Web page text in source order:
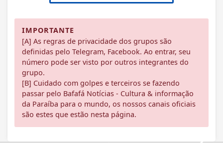
IMPORTANTE
[A] As regras de privacidade dos grupos são
definidas pelo Telegram, Facebook. Ao entrar, seu
número pode ser visto por outros integrantes do
grupo.
[B] Cuidado com golpes e terceiros se fazendo
passar pelo Bafafá Notícias - Cultura & informação
da Paraíba para o mundo, os nossos canais oficiais
são estes que estão nesta página.